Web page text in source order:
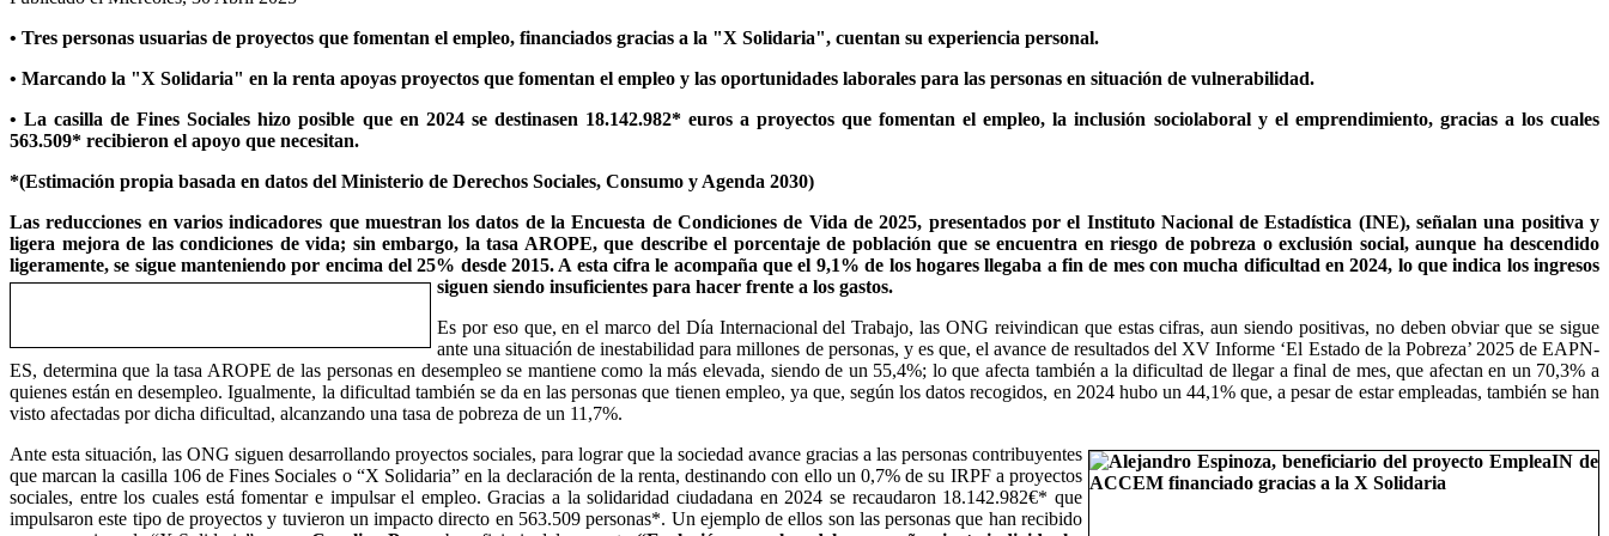
• Tres personas usuarias de proyectos que fomentan el empleo, financiados gracias a la "X Solidaria", cuentan su experiencia personal.
• Marcando la "X Solidaria" en la renta apoyas proyectos que fomentan el empleo y las oportunidades laborales para las personas en situación de vulnerabilidad.
• La casilla de Fines Sociales hizo posible que en 2024 se destinasen 18.142.982* euros a proyectos que fomentan el empleo, la inclusión sociolaboral y el emprendimiento, gracias a los cuales
563.509* recibieron el apoyo que necesitan.
*(Estimación propia basada en datos del Ministerio de Derechos Sociales, Consumo y Agenda 2030)
Las reducciones en varios indicadores que muestran los datos de la Encuesta de Condiciones de Vida de 2025, presentados por el Instituto Nacional de Estadística (INE), señalan una positiva y
ligera mejora de las condiciones de vida; sin embargo, la tasa AROPE, que describe el porcentaje de población que se encuentra en riesgo de pobreza o exclusión social, aunque ha descendido
ligeramente, se sigue manteniendo por encima del 25% desde 2015. A esta cifra le acompaña que el 9,1% de los hogares llegaba a fin de mes con mucha dificultad en 2024, lo que indica los ingresos
siguen siendo insuficientes para hacer frente a los gastos.
Es por eso que, en el marco del Día Internacional del Trabajo, las ONG reivindican que estas cifras, aun siendo positivas, no deben obviar que se sigue
ante una situación de inestabilidad para millones de personas, y es que, el avance de resultados del XV Informe ‘El Estado de la Pobreza’ 2025 de EAPN-
ES, determina que la tasa AROPE de las personas en desempleo se mantiene como la más elevada, siendo de un 55,4%; lo que afecta también a la dificultad de llegar a final de mes, que afectan en un 70,3% a
quienes están en desempleo. Igualmente, la dificultad también se da en las personas que tienen empleo, ya que, según los datos recogidos, en 2024 hubo un 44,1% que, a pesar de estar empleadas, también se han
visto afectadas por dicha dificultad, alcanzando una tasa de pobreza de un 11,7%.
Ante esta situación, las ONG siguen desarrollando proyectos sociales, para lograr que la sociedad avance gracias a las personas contribuyentes
que marcan la casilla 106 de Fines Sociales o “X Solidaria” en la declaración de la renta, destinando con ello un 0,7% de su IRPF a proyectos
sociales, entre los cuales está fomentar e impulsar el empleo. Gracias a la solidaridad ciudadana en 2024 se recaudaron 18.142.982€* que
impulsaron este tipo de proyectos y tuvieron un impacto directo en 563.509 personas*. Un ejemplo de ellos son las personas que han recibido